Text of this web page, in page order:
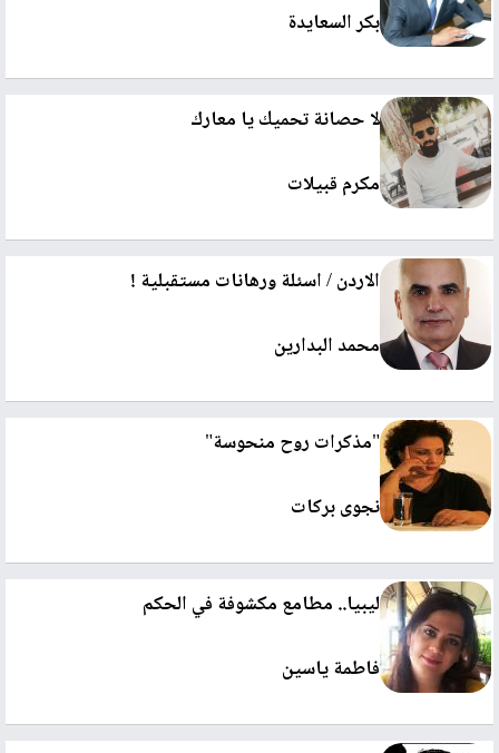
بكر السعايدة
لا حصانة تحميك يا معارك
مكرم قبيلات
الاردن / اسئلة ورهانات مستقبلية !
محمد البدارين
"مذكرات روح منحوسة"
نجوى بركات
ليبيا.. مطامع مكشوفة في الحكم
فاطمة ياسين